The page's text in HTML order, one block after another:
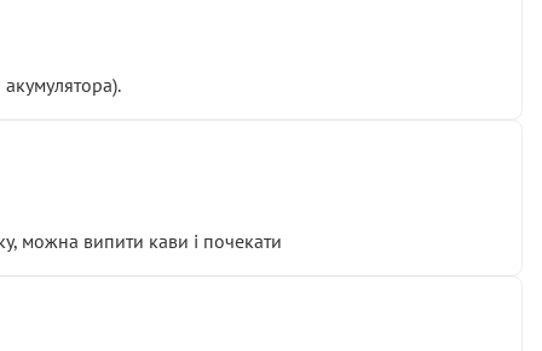
можна випити кави і почекати